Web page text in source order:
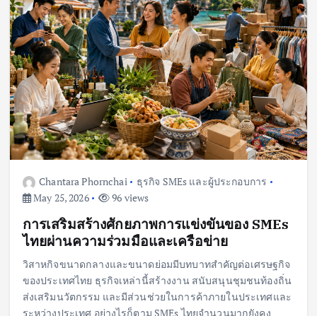
Chantara Phornchai
ธุรกิจ SMEs และผู้ประกอบการ
May 25, 2026
96 views
การเสริมสร้างศักยภาพการแข่งขันของ SMEs
ไทยผ่านความร่วมมือและเครือข่าย
วิสาหกิจขนาดกลางและขนาดย่อมมีบทบาทสำคัญต่อเศรษฐกิจ
ของประเทศไทย ธุรกิจเหล่านี้สร้างงาน สนับสนุนชุมชนท้องถิ่น
ส่งเสริมนวัตกรรม และมีส่วนช่วยในการค้าภายในประเทศและ
ระหว่างประเทศ อย่างไรก็ตาม SMEs ไทยจำนวนมากยังคง